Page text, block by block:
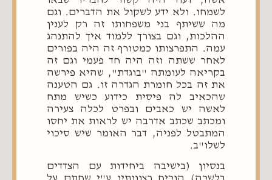
לשמחו. ולא ידע לשקול את הדברים. וגם
מה ששיתף בני משפחותו זה רק לענין
ההלכות, וגם בצורך ללמוד איך להתנהג
עמה. התפרצותו כמטורף זה היה בפורים
לאחר ששתה וזה היה חד פעמי וגם זה
בקריאה לעומתה "בוגדת", שהיא פירשה
את זה בכל חומרת הגדרה זו. גם הטענה
שהכאיב לה פיסית כידוע כשיש מתח
לאשה יש כאבים ובפרט לכלה צעירה
ומכתב שכתב אדרבה יש לראות את יחסו
המתבטל לפניה, דבר האומר שיש סיכוי
לשלו"ב.
בנסיון (בישיבה ביחידות עם הצדדים